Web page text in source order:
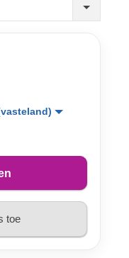
toe